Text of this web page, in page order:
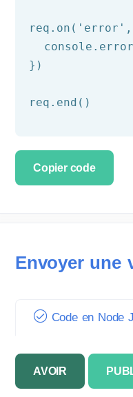
req.on( 'error'
})
req.end()
Copier code
Envoyer une
Code en Node
AVOIR